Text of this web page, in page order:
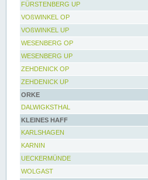
FÜRSTENBERG UP
VOßWINKEL OP
VOßWINKEL UP
WESENBERG OP
WESENBERG UP
ZEHDENICK OP
ZEHDENICK UP
ORKE
DALWIGKSTHAL
KLEINES HAFF
KARLSHAGEN
KARNIN
UECKERMÜNDE
WOLGAST